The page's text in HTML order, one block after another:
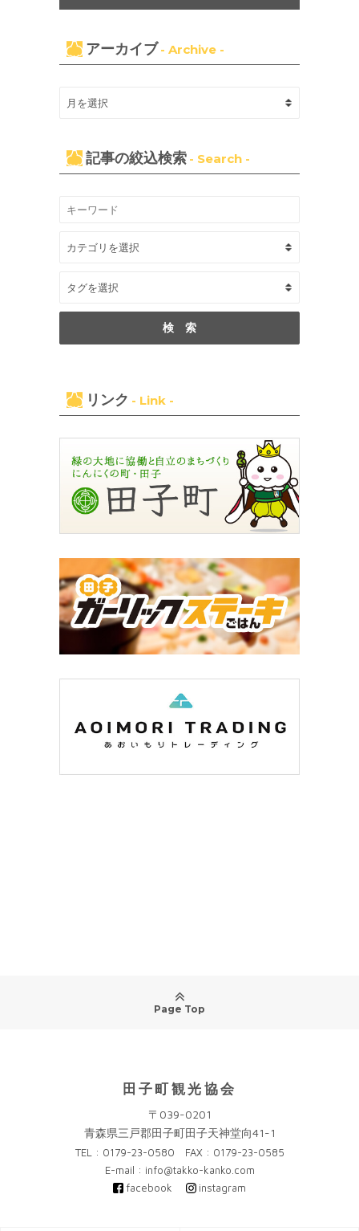
アーカイブ - Archive -
記事の絞込検索 - Search -
リンク - Link -
Page Top
田子町観光協会
〒039-0201
青森県三戸郡田子町田子天神堂向41-1
TEL : 0179-23-0580 FAX : 0179-23-0585
E-mail : info@takko-kanko.com
facebook
instagram